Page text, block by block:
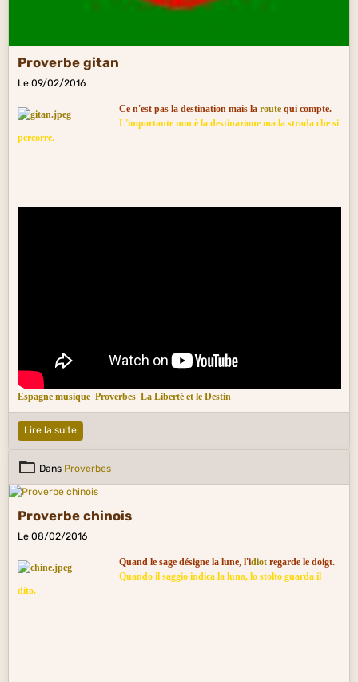
Proverbe gitan
Le 09/02/2016
Ce n'est pas la destination mais la routequi compte.
L'importante non è la destinazione ma la strada che si
percorre.
Espagne musique Proverbes La Liberté et le Destin
Lire la suite
Dans Proverbes
Proverbe chinois
Le 08/02/2016
Quand le sage désigne la lune, l'idiotregarde le doigt.
Quando il saggio indica la luna, lo stolto guarda il
dito.